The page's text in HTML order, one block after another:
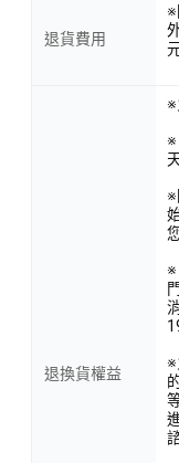
退貨費用
※
退換貨權益
※
※
※
※
※